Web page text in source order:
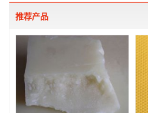
推荐产品